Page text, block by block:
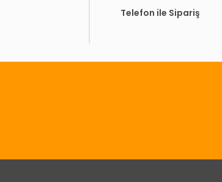
Gönder
Telefon ile Sipariş